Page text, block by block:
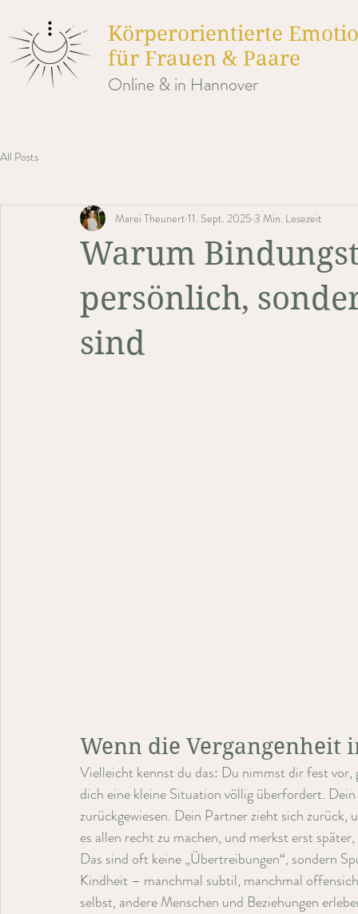
Körperorientierte
für Frauen & Paare
Online & in Hannover
All Posts
Warum
persönlich,
sind
Marei Theunert 11. Sept. 2025 3 Min. Lesezeit
Wenn die Vergangenheit
Vielleicht kennst du das: Du nimmst dir fest
dich eine kleine Situation völlig überfordert.
zurückgewiesen. Dein Partner zieht sich
es allen recht zu machen, und merkst erst
Das sind oft keine „Übertreibungen“, sondern
Kindheit – manchmal subtil, manchmal
selbst, andere Menschen und Beziehungen